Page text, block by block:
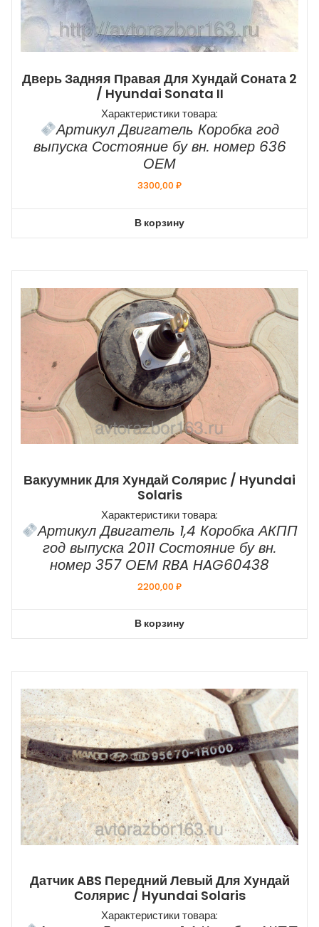
Дверь Задняя Правая Для Хундай Соната 2
/ Hyundai Sonata II
Характеристики товара:
Артикул Двигатель Коробка год
выпуска Состояние бу вн. номер 636
ОЕМ
3300,00₽
В корзину
Вакуумник Для Хундай Солярис / Hyundai
Solaris
Характеристики товара:
Артикул Двигатель 1,4 Коробка АКПП
год выпуска 2011 Состояние бу вн.
номер 357 ОЕМ RBA HAG60438
2200,00₽
В корзину
Датчик ABS Передний Левый Для Хундай
Солярис / Hyundai Solaris
Характеристики товара: